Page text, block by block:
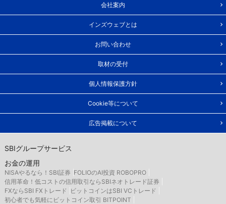
会社案内
インズウェブとは
お問い合わせ
取材の受付
個人情報保護方針
Cookie等について
広告掲載について
SBIグループサービス
お金の運用
NISAやるなら！SBI証券 FOLIOのAI投資 ROBOPRO
信用革命！低コストの信用取引ならSBIネオトレード証券
FXならSBI FXトレード
ビットコインはSBI VCトレード
初心者でも気軽にビットコイン取引 BITPOINT